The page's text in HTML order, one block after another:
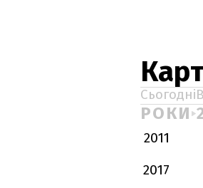
Сьогодні
РОКИ
2011
2017